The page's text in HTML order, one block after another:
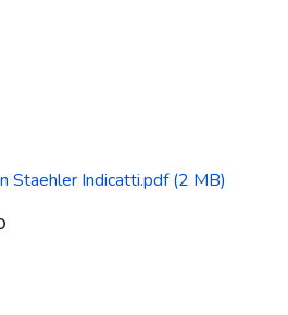
Staehler Indicatti.pdf(2 MB)